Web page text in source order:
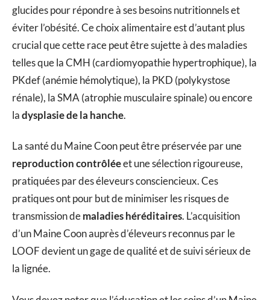
glucides pour répondre à ses besoins nutritionnels et
éviter l’obésité. Ce choix alimentaire est d’autant plus
crucial que cette race peut être sujette à des maladies
telles que la CMH (cardiomyopathie hypertrophique), la
PKdef (anémie hémolytique), la PKD (polykystose
rénale), la SMA (atrophie musculaire spinale) ou encore
ladysplasie de la hanche.
La santé du Maine Coon peut être préservée par une
reproduction contrôléeet une sélection rigoureuse,
pratiquées par des éleveurs consciencieux. Ces
pratiques ont pour but de minimiser les risques de
transmission demaladies héréditaires. L’acquisition
d’un Maine Coon auprès d’éleveurs reconnus par le
LOOF devient un gage de qualité et de suivi sérieux de
la lignée.